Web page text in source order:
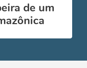
de um